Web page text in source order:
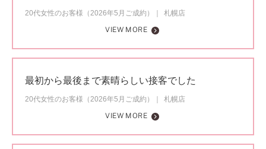
20代女性のお客様（2026年5月ご成約）
札幌店
VIEW MORE
最初から最後まで素晴らしい接客でした
20代女性のお客様（2026年5月ご成約）
札幌店
VIEW MORE